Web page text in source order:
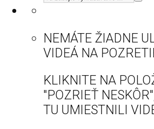
NEMÁTE ŽIADNE
VIDEÁ NA
KLIKNITE NA
"POZRIEŤ
TU UMIESTNILI